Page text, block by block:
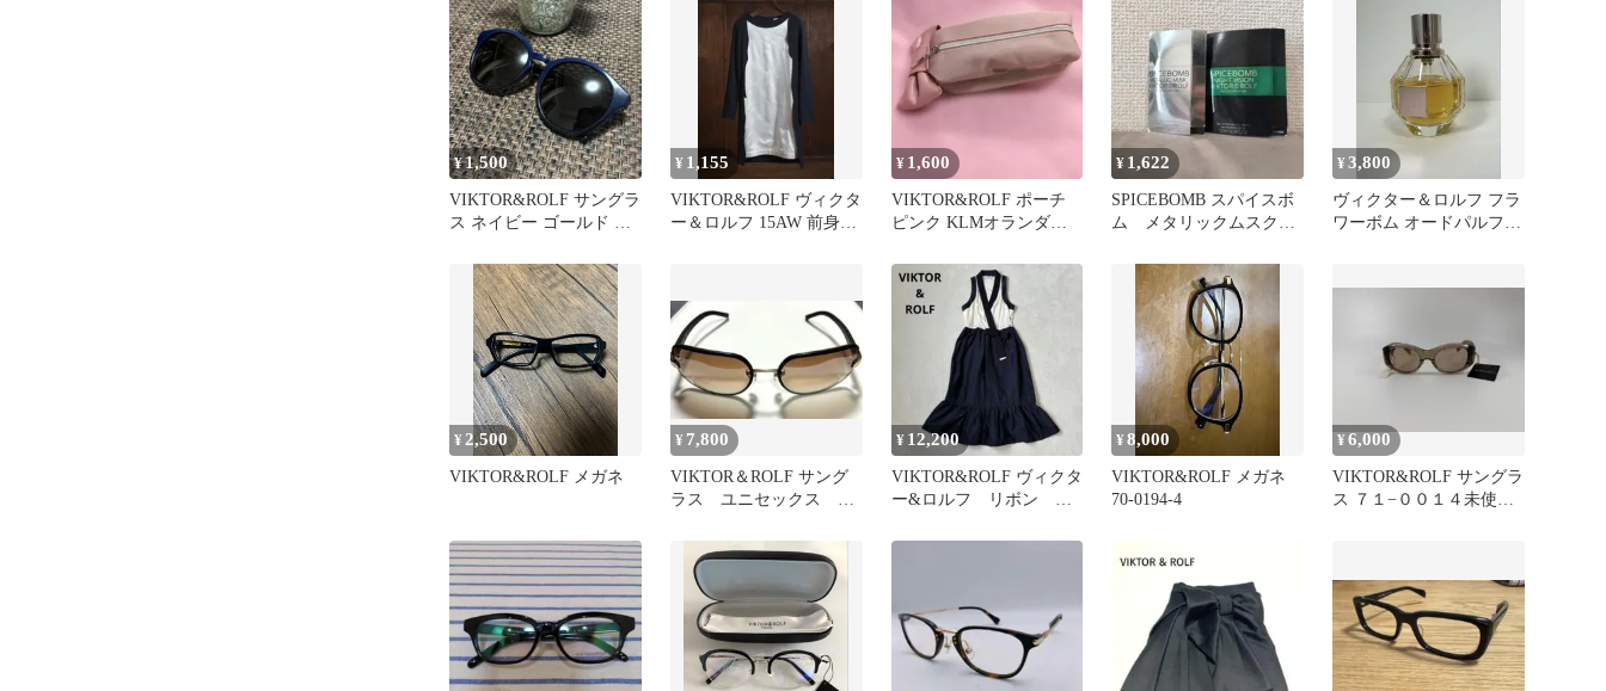
¥1,500
VIKTOR&ROLF サングラ
ス ネイビー ゴールド 保
¥ 1,155
VIKTOR&ROLF ヴィクタ
ー＆ロルフ 15AW 前身頃
¥ 1,600
VIKTOR&ROLF ポーチ
ピンク KLMオランダ航
¥ 1,622
SPICEBOMB スパイスボ
ム メタリックムスク
¥3,800
ヴィクター＆ロルフ フラ
ワーボム オードパルファ
¥ 2,500
VIKTOR&ROLF メガネ
¥ 7,800
VIKTOR＆ROLF サング
ラス ユニセックス メ
¥ 12,200
VIKTOR&ROLF ヴィクタ
ー&ロルフ リボン ド
¥8,000
VIKTOR&ROLF メガネ
70-0194-4
¥6,000
VIKTOR&ROLF サングラ
ス ７１−００１４未使用